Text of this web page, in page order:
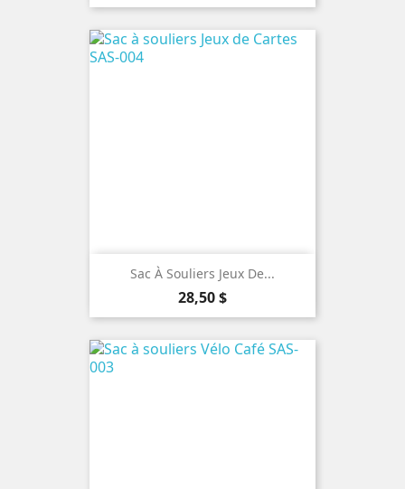
Sac À Souliers Jeux De...
Prix
28,50 $